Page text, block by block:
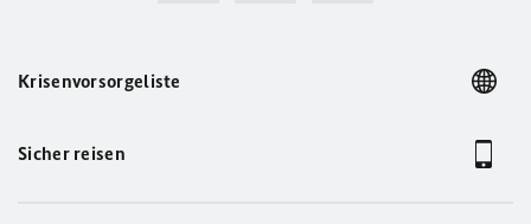
Krisenvorsorgeliste
Sicher reisen